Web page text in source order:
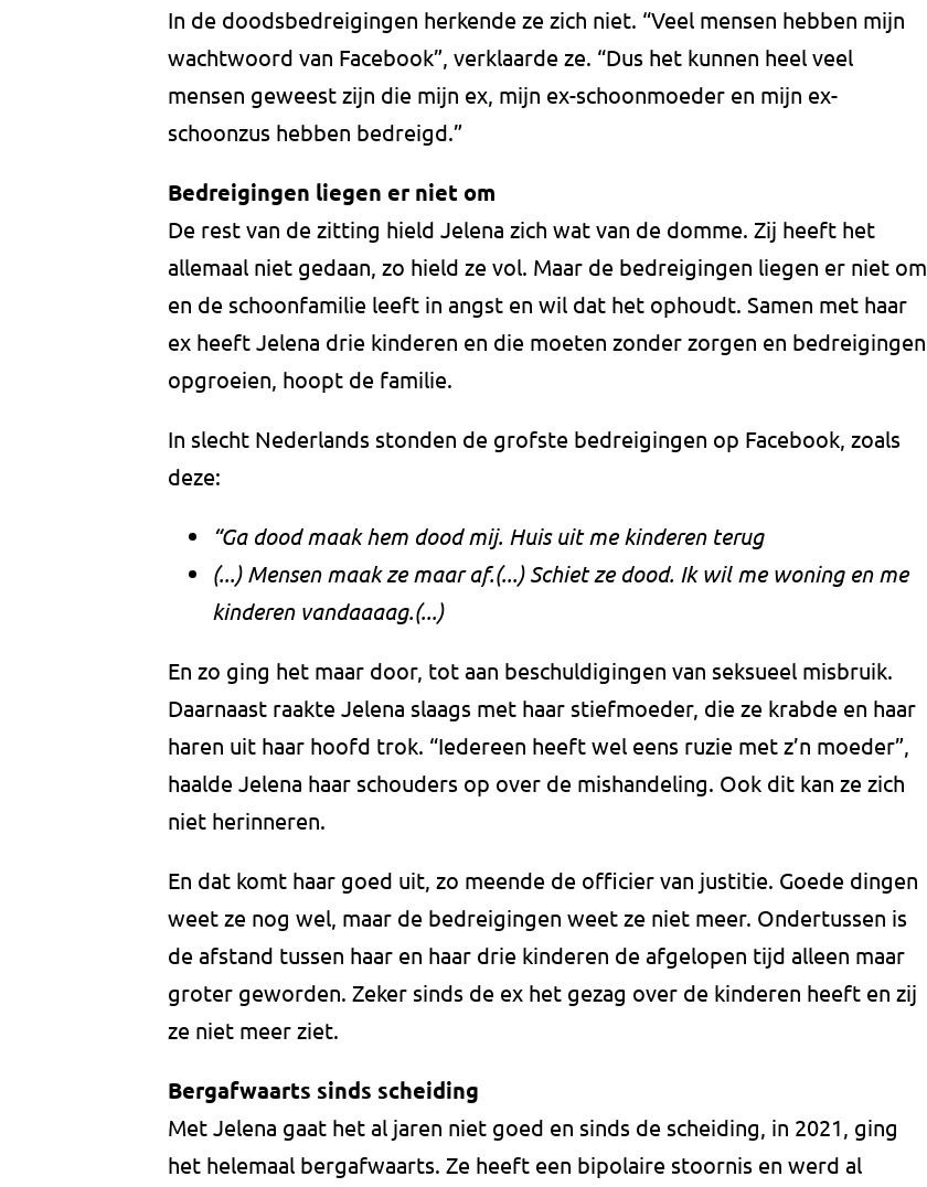
In de doodsbedreigingen herkende ze zich niet. “Veel mensen hebben mijn
wachtwoord van Facebook”, verklaarde ze. “Dus het kunnen heel veel
mensen geweest zijn die mijn ex, mijn ex-schoonmoeder en mijn ex-
schoonzus hebben bedreigd.”
Bedreigingen liegen er niet om
De rest van de zitting hield Jelena zich wat van de domme. Zij heeft het
allemaal niet gedaan, zo hield ze vol. Maar de bedreigingen liegen er niet om
en de schoonfamilie leeft in angst en wil dat het ophoudt. Samen met haar
ex heeft Jelena drie kinderen en die moeten zonder zorgen en bedreigingen
opgroeien, hoopt de familie.
In slecht Nederlands stonden de grofste bedreigingen op Facebook, zoals
deze:
“Ga dood maak hem dood mij. Huis uit me kinderen terug
(...) Mensen maak ze maar af.(...) Schiet ze dood. Ik wil me woning en me
kinderen vandaaaag.(...)
En zo ging het maar door, tot aan beschuldigingen van seksueel misbruik.
Daarnaast raakte Jelena slaags met haar stiefmoeder, die ze krabde en haar
haren uit haar hoofd trok. “Iedereen heeft wel eens ruzie met z’n moeder”,
haalde Jelena haar schouders op over de mishandeling. Ook dit kan ze zich
niet herinneren.
En dat komt haar goed uit, zo meende de officier van justitie. Goede dingen
weet ze nog wel, maar de bedreigingen weet ze niet meer. Ondertussen is
de afstand tussen haar en haar drie kinderen de afgelopen tijd alleen maar
groter geworden. Zeker sinds de ex het gezag over de kinderen heeft en zij
ze niet meer ziet.
Bergafwaarts sinds scheiding
Met Jelena gaat het al jaren niet goed en sinds de scheiding, in 2021, ging
het helemaal bergafwaarts. Ze heeft een bipolaire stoornis en werd al